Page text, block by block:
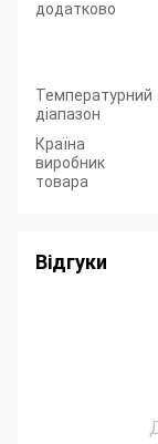
додатково
Температурний
діапазон
Країна
виробник
товара
Відгуки